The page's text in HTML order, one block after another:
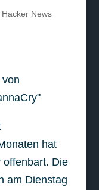
Hacker News
hat
offenbart. Die
am Dienstag